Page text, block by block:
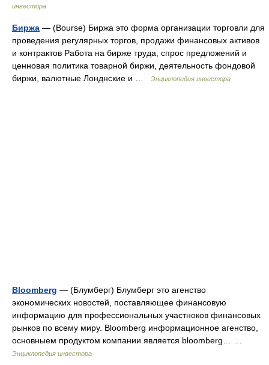
инвестора
Биржа — (Bourse) Биржа это форма организации торговли для
проведения регулярных торгов, продажи финансовых активов
и контрактов Работа на бирже труда, спрос предложений и
ценновая политика товарной биржи, деятельность фондовой
биржи, валютные Лонднские и …
Энциклопедия инвестора
Bloomberg — (Блумберг) Блумберг это агенство
экономических новостей, поставляющее финансовую
информацию для профессиональных участноков финансовых
рынков по всему миру. Bloomberg информационное агенство,
основныем продуктом компании является bloomberg… …
Энциклопедия инвестора